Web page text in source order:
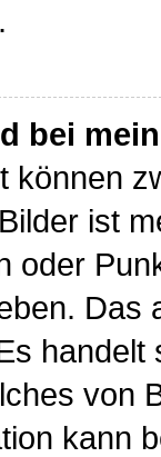
bei
können
ist
oder
Das
von
kann